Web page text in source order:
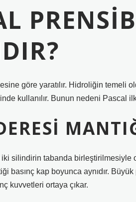
göre yaratılır. Hidroliğin
kullanılır. Bunun nedeni Pascal
iki silindirin tabanda birleştirilmesiyle
basınç kap boyunca aynıdır.
kuvvetleri ortaya çıkar.